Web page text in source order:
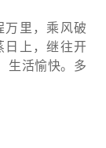
里，乘风破
日上，继往开
生活愉快。多